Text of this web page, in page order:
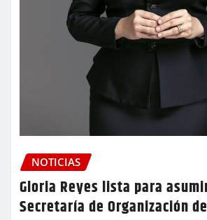
NOTICIAS
Gloria Reyes lista para
Secretaría de Organización